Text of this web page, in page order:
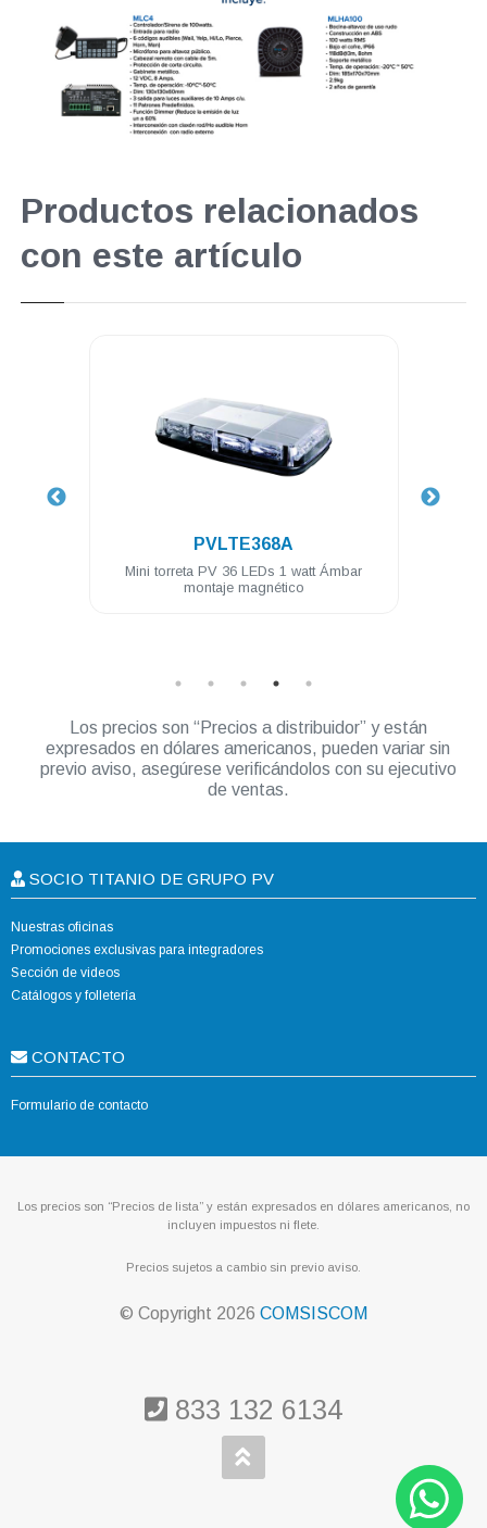
Productos relacionados
con este artículo
PVLTE368A
Mini torreta PV 36 LEDs 1 watt Ámbar
montaje magnético
Los precios son “Precios a distribuidor” y están
expresados en dólares americanos, pueden variar sin
previo aviso, asegúrese verificándolos con su ejecutivo
de ventas.
SOCIO TITANIO DE GRUPO PV
Nuestras oficinas
Promociones exclusivas para integradores
Sección de videos
Catálogos y folletería
CONTACTO
Formulario de contacto
Los precios son “Precios de lista” y están expresados en dólares americanos, no
incluyen impuestos ni flete.
Precios sujetos a cambio sin previo aviso.
© Copyright 2026 COMSISCOM
833 132 6134